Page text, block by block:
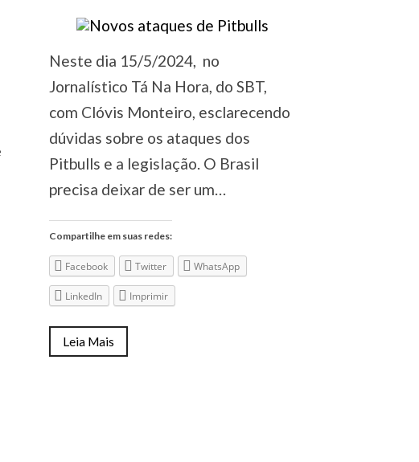
Neste dia 15/5/2024, no
Jornalístico Tá Na Hora, do SBT,
com Clóvis Monteiro, esclarecendo
dúvidas sobre os ataques dos
Pitbulls e a legislação. O Brasil
precisa deixar de ser um…
Compartilhe em suas redes:
Facebook Twitter WhatsApp
LinkedIn Imprimir
Leia Mais